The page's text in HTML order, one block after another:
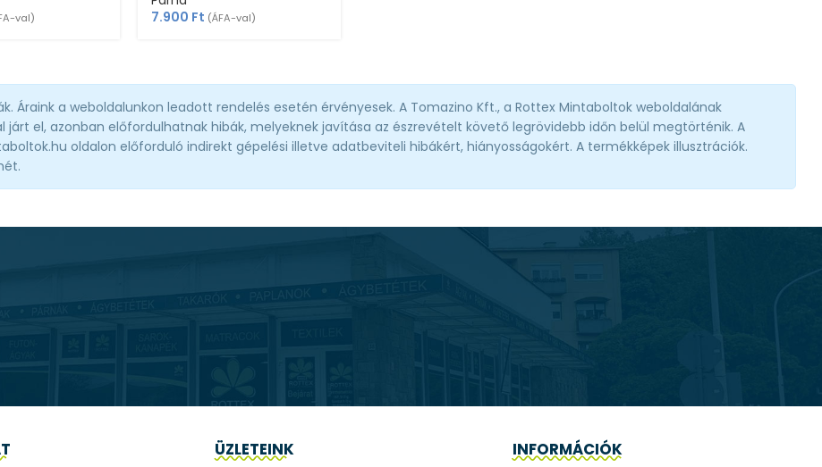
val)
7.900 Ft (ÁFA-val)
Áraink a weboldalunkon leadott rendelés esetén érvényesek. A Tomazino Kft., a Rottex Mintaboltok weboldalának
el, azonban előfordulhatnak hibák, melyeknek javítása az észrevételt követő legrövidebb időn belül megtörténik. A
oldalon előforduló indirekt gépelési illetve adatbeviteli hibákért, hiányosságokért. A termékképek illusztrációk.
ÜZLETEINK INFORMÁCIÓK